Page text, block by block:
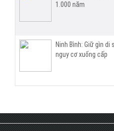
1.000 năm
Ninh Bình: Giữ gìn
nguy cơ xuống cấp